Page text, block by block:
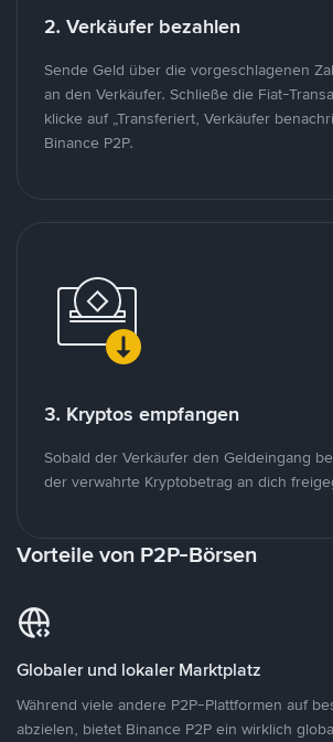
2. Verkäufer bezahlen
Sende Geld über die vorgeschlagenen
an den Verkäufer. Schließe die Fiat-
klicke auf „Transferiert, Verkäufer
Binance P2P.
3. Kryptos empfangen
Sobald der Verkäufer den Geldeingang
der verwahrte Kryptobetrag an dich
Vorteile von P2P-Börsen
Globaler und lokaler Marktplatz
Während viele andere P2P-Plattformen auf
abzielen, bietet Binance P2P ein wirklich